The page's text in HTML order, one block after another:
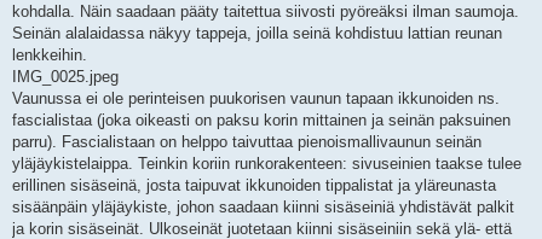
kohdalla. Näin saadaan pääty taitettua siivosti pyöreäksi ilman saumoja.
Seinän alalaidassa näkyy tappeja, joilla seinä kohdistuu lattian reunan
lenkkeihin.
IMG_0025.jpeg
Vaunussa ei ole perinteisen puukorisen vaunun tapaan ikkunoiden ns.
fascialistaa (joka oikeasti on paksu korin mittainen ja seinän paksuinen
parru). Fascialistaan on helppo taivuttaa pienoismallivaunun seinän
yläjäykistelaippa. Teinkin koriin runkorakenteen: sivuseinien taakse tulee
erillinen sisäseinä, josta taipuvat ikkunoiden tippalistat ja yläreunasta
sisäänpäin yläjäykiste, johon saadaan kiinni sisäseiniä yhdistävät palkit
ja korin sisäseinät. Ulkoseinät juotetaan kiinni sisäseiniin sekä ylä- että